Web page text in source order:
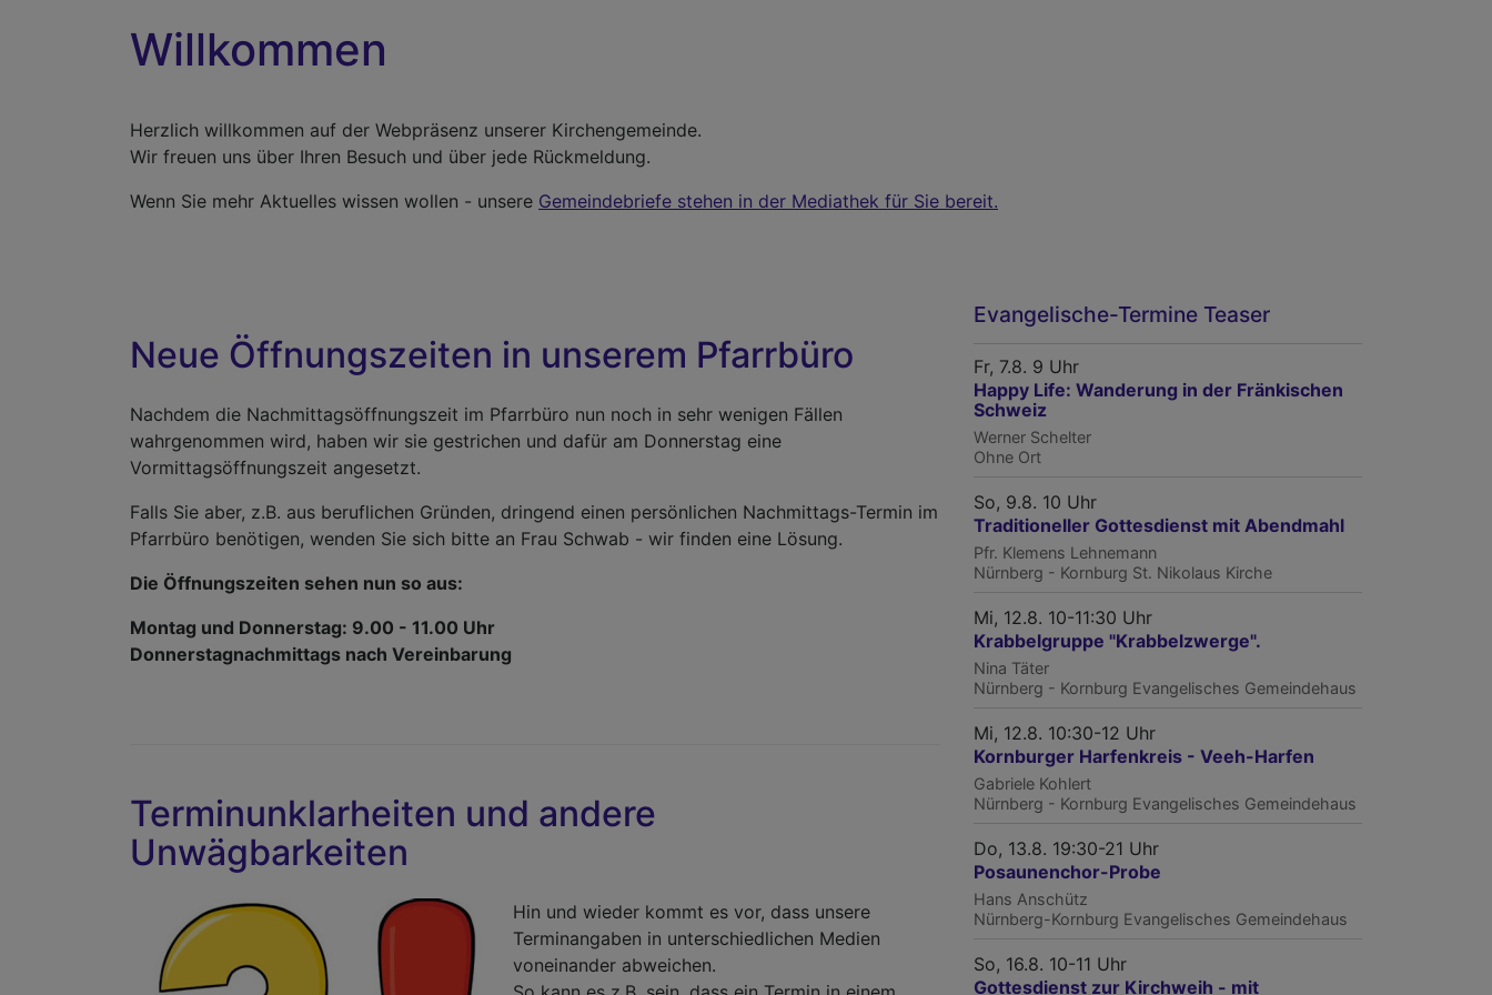
Willkommen
Herzlich willkommen auf der Webpräsenz unserer Kirchengemeinde.
Wir freuen uns über Ihren Besuch und über jede Rückmeldung.
Wenn Sie mehr Aktuelles wissen wollen - unsere Gemeindebriefe stehen in der Mediathek für Sie bereit.
Neue Öffnungszeiten in unserem Pfarrbüro
Nachdem die Nachmittagsöffnungszeit im Pfarrbüro nun noch in sehr wenigen Fällen
wahrgenommen wird, haben wir sie gestrichen und dafür am Donnerstag eine
Vormittagsöffnungszeit angesetzt.
Falls Sie aber, z.B. aus beruflichen Gründen, dringend einen persönlichen Nachmittags-Termin im
Pfarrbüro benötigen, wenden Sie sich bitte an Frau Schwab - wir finden eine Lösung.
Die Öffnungszeiten sehen nun so aus:
Montag und Donnerstag: 9.00 - 11.00 Uhr
Donnerstagnachmittags nach Vereinbarung
Terminunklarheiten und andere
Unwägbarkeiten
Hin und wieder kommt es vor, dass unsere
Terminangaben in unterschiedlichen Medien
voneinander abweichen.
Evangelische-Termine Teaser
Fr, 7.8. 9 Uhr
Happy Life: Wanderung in der Fränkischen
Schweiz
Werner Schelter
Ohne Ort
So, 9.8. 10 Uhr
Traditioneller Gottesdienst mit Abendmahl
Pfr. Klemens Lehnemann
Nürnberg - Kornburg St. Nikolaus Kirche
Mi, 12.8. 10-11:30 Uhr
Krabbelgruppe "Krabbelzwerge".
Nina Täter
Nürnberg - Kornburg Evangelisches Gemeindehaus
Mi, 12.8. 10:30-12 Uhr
Kornburger Harfenkreis - Veeh-Harfen
Gabriele Kohlert
Nürnberg - Kornburg Evangelisches Gemeindehaus
Do, 13.8. 19:30-21 Uhr
Posaunenchor-Probe
Hans Anschütz
Nürnberg-Kornburg Evangelisches Gemeindehaus
So, 16.8. 10-11 Uhr
Gottesdienst zur Kirchweih - mit